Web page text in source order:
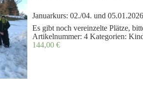
Januarkurs: 02./04. und 05.01.2026
Es gibt noch vereinzelte Plätze,
Artikelnummer: 4 Kategorien:
144,00 €